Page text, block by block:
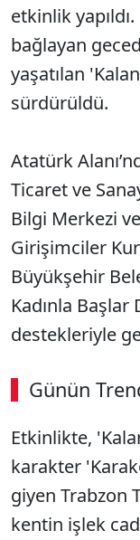
etkinlik
bağlayan
yaşatılan
sürdürüldü.
Atatürk
Ticaret ve
Bilgi Merkezi
Girişimciler
Büyükşehir
Kadınla
destekleriyle
Günün
Etkinlikte,
karakter
giyen Trabzon
kentin işlek